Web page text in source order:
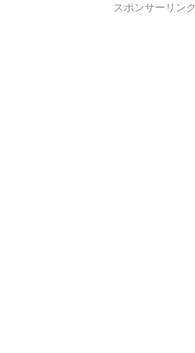
スポンサーリンク